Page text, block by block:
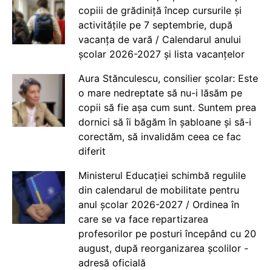
copiii de grădiniță încep cursurile și
activitățile pe 7 septembrie, după
vacanța de vară / Calendarul anului
școlar 2026-2027 și lista vacanțelor
Aura Stănculescu, consilier școlar: Este
o mare nedreptate să nu-i lăsăm pe
copii să fie așa cum sunt. Suntem prea
dornici să îi băgăm în șabloane și să-i
corectăm, să invalidăm ceea ce fac
diferit
Ministerul Educației schimbă regulile
din calendarul de mobilitate pentru
anul școlar 2026-2027 / Ordinea în
care se va face repartizarea
profesorilor pe posturi începând cu 20
august, după reorganizarea școlilor -
adresă oficială